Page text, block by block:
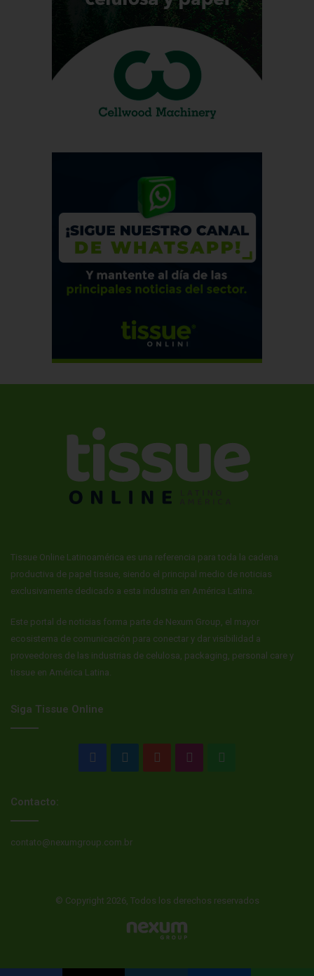
Tissue Online Latinoamérica es una referencia para toda la cadena
productiva de papel tissue, siendo el principal medio de noticias
exclusivamente dedicado a esta industria en América Latina.
Este portal de noticias forma parte de Nexum Group, el mayor
ecosistema de comunicación para conectar y dar visibilidad a
proveedores de las industrias de celulosa, packaging, personal care y
tissue en América Latina.
Siga Tissue Online
FacebookLinkedInYouTubeInstagram
Contacto:
contato@nexumgroup.com.br
© Copyright 2026, Todos los derechos reservados